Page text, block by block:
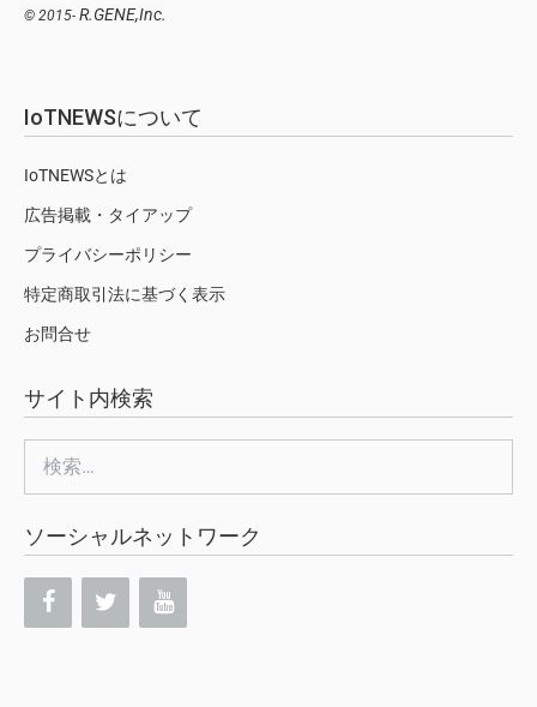
© 2015- R.GENE,Inc.
IoTNEWSについて
IoTNEWSとは
広告掲載・タイアップ
プライバシーポリシー
特定商取引法に基づく表示
お問合せ
サイト内検索
ソーシャルネットワーク